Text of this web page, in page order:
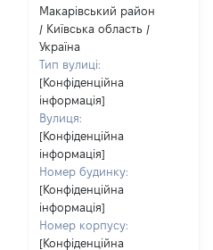
Макарівський район
/ Київська область /
Україна
Тип вулиці:
[Конфіденційна
інформація]
Вулиця:
[Конфіденційна
інформація]
Номер будинку:
[Конфіденційна
інформація]
Номер корпусу:
[Конфіденційна